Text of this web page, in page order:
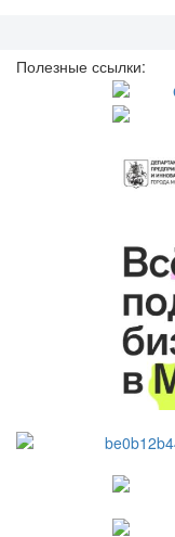
Полезные ссылки: